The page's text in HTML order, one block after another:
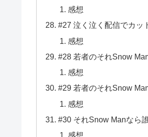
感想
#27 泣く泣く配信でカ
感想
#28 若者のそれSnow
感想
#29 若者のそれSnow
感想
#30 それSnow Manなら
感想